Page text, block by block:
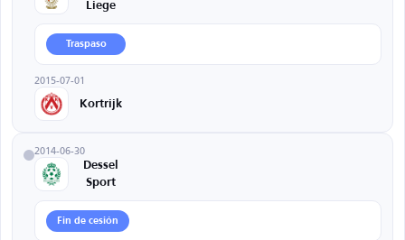
Liege
Traspaso
2015-07-01
Kortrijk
2014-06-30
Dessel
Sport
Fin de cesión